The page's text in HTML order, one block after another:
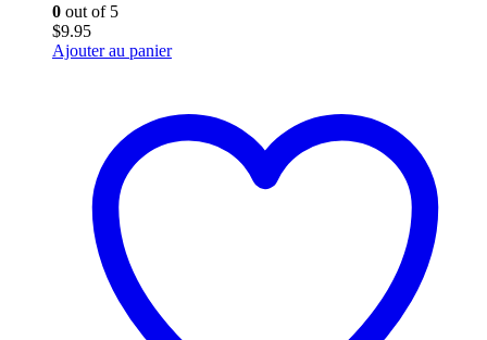
0 out of 5
$9.95
Ajouter au panier